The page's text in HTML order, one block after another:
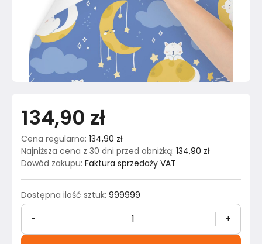
134,90 zł
Cena regularna: 134,90 zł
Najniższa cena z 30 dni przed obniżką: 134,90 zł
Dowód zakupu: Faktura sprzedaży VAT
Dostępna ilość sztuk: 999999
- +